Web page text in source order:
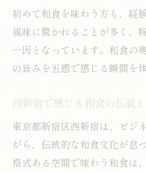
静かな和空間で味わ
落ち着いた雰囲気
鰹料理と和食が彩
感
和空間で心ゆくま
素材にこだわる和食の
上質な素材が光る
初めて和食を味わう方も、経
風味に驚かれることが多く、
一因となっています。和食の
の旨みを五感で感じる瞬間を
西新宿で感じる和食の伝統
東京都新宿区西新宿は、ビジ
がら、伝統的な和食文化が息
格式ある空間で味わう和食は